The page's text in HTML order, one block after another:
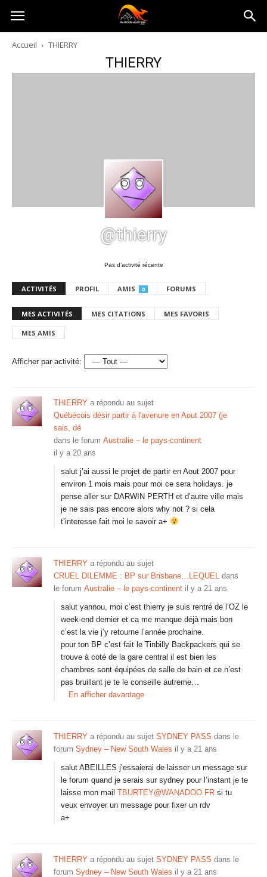
Australia-
australie.com
Accueil THIERRY
THIERRY
@thierry
Pas d’activité récente
ACTIVITÉS PROFIL AMIS 0 FORUMS
MES ACTIVITÉS MES CITATIONS MES FAVORIS
MES AMIS
Afficher par activité:
THIERRY a répondu au sujet
Québécois désir partir à l'avenure en Aout 2007 (je
sais, dé
dans le forum Australie – le pays-continent
il y a 20 ans
salut j’ai aussi le projet de partir en Aout 2007 pour
environ 1 mois mais pour moi ce sera holidays. je
pense aller sur DARWIN PERTH et d’autre ville mais
je ne sais pas encore alors why not ? si cela
t’interesse fait moi le savoir a+
THIERRY a répondu au sujet
CRUEL DILEMME : BP sur Brisbane…LEQUEL dans
le forum Australie – le pays-continent il y a 21 ans
salut yannou, moi c’est thierry je suis rentré de l’OZ le
week-end dernier et ca me manque déjà mais bon
c’est la vie j’y retourne l’année prochaine.
pour ton BP c’est fait le Tinbilly Backpackers qui se
trouve à coté de la gare central il est bien les
chambres sont équipées de salle de bain et ce n’est
pas bruillant je te le conseille autreme…
En afficher davantage
THIERRY a répondu au sujet SYDNEY PASS dans le
forum Sydney – New South Wales il y a 21 ans
salut ABEILLES j’essaierai de laisser un message sur
le forum quand je serais sur sydney pour l’instant je te
laisse mon mail TBURTEY@WANADOO.FR si tu
veux envoyer un message pour fixer un rdv
a+
THIERRY a répondu au sujet SYDNEY PASS dans le
forum Sydney – New South Wales il y a 21 ans